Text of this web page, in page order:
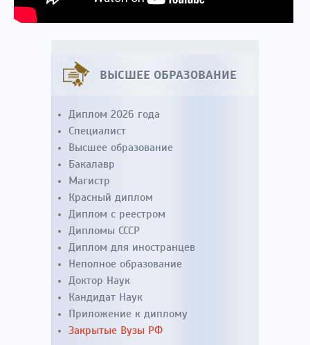
ВЫСШЕЕ ОБРАЗОВАНИЕ
Диплом 2026 года
Специалист
Высшее образование
Бакалавр
Магистр
Красный диплом
Диплом с реестром
Дипломы СССР
Диплом для иностранцев
Неполное образование
Доктор Наук
Кандидат Наук
Приложение к диплому
Закрытые Вузы РФ